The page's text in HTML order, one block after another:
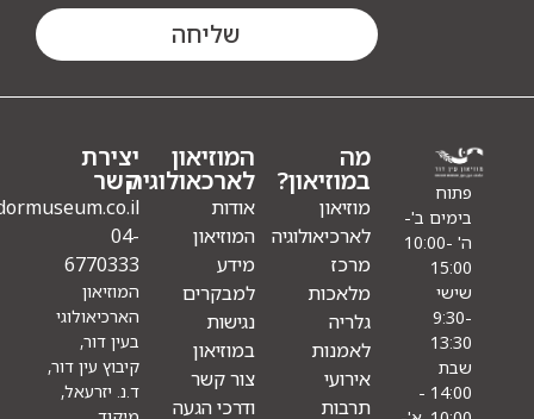
מה
במוזיאון?
מוזיאון
לארכיאולוגיה
מרכז
מלאכות
גלריה
לאמנות
אירועי
תרבות
המוזיאון
לארכאולוגיה
אודות
המוזיאון
מידע
למבקרים
נגישות
במוזיאון
צור קשר
ודרכי הגעה
יצירת
קשר
Info@eindormuseum.co.il
04-
6770333
המוזיאון
הארכיאולוגי
בעין דור,
קיבוץ עין דור,
ד.נ. יזרעאל,